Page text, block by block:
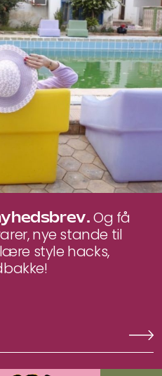
Og få
nye stande til
style hacks,